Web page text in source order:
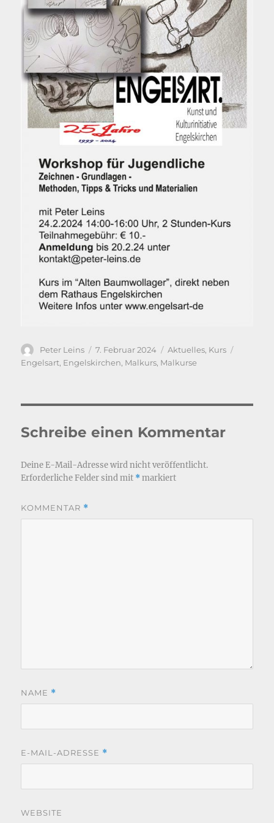
Autor
Peter Leins
Veröffentlicht
am
7. Februar 2024 Kategorien
Aktuelles, Kurs
Engelsart, Engelskirchen, Malkurs, Malkurse
Schreibe einen Kommentar
Deine E-Mail-Adresse wird nicht veröffentlicht.
Erforderliche Felder sind mit *markiert
KOMMENTAR *
NAME *
E-MAIL-ADRESSE *
WEBSITE